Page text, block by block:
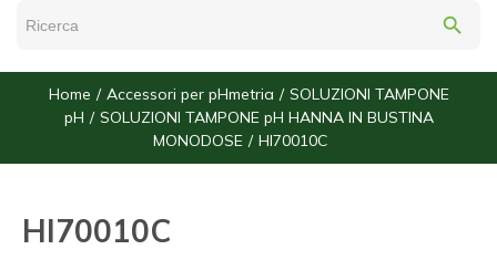
search
Home Accessori per pHmetria
SOLUZIONI TAMPONE
pH
SOLUZIONI TAMPONE pH HANNA IN BUSTINA
MONODOSE
HI70010C
HI70010C